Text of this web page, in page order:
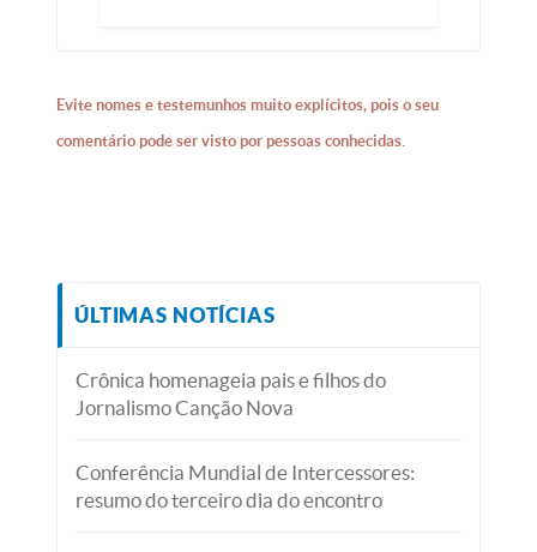
Evite nomes e testemunhos muito explícitos, pois o seu
comentário pode ser visto por pessoas conhecidas.
ÚLTIMAS NOTÍCIAS
Crônica homenageia pais e filhos do
Jornalismo Canção Nova
Conferência Mundial de Intercessores:
resumo do terceiro dia do encontro